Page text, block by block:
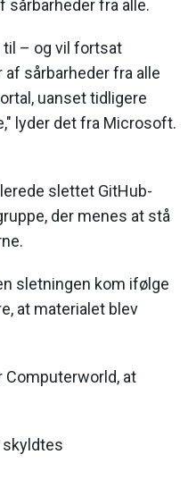
sårbarheder fra alle.
til – og vil fortsat
sårbarheder fra alle
uanset tidligere
lyder det fra Microsoft.
slettet GitHub-
der menes at stå
sletningen kom ifølge
at materialet blev
at
skyldtes